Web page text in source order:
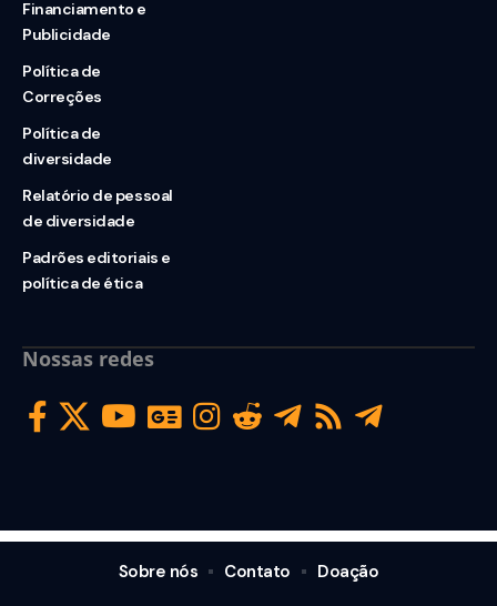
Financiamento e
Publicidade
Política de
Correções
Política de
diversidade
Relatório de pessoal
de diversidade
Padrões editoriais e
política de ética
Nossas redes
Sobre nós Contato Doação